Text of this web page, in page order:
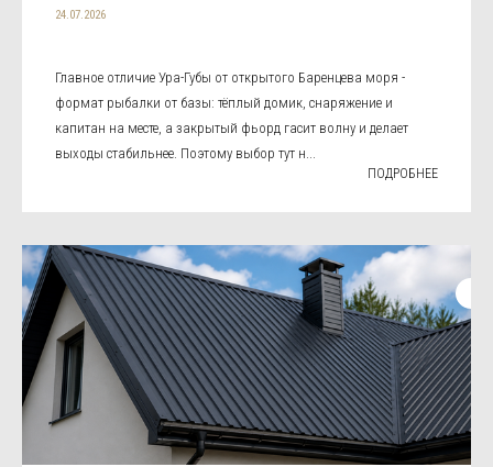
24.07.2026
Главное отличие Ура-Губы от открытого Баренцева моря -
формат рыбалки от базы: тёплый домик, снаряжение и
капитан на месте, а закрытый фьорд гасит волну и делает
выходы стабильнее. Поэтому выбор тут н...
ПОДРОБНЕЕ